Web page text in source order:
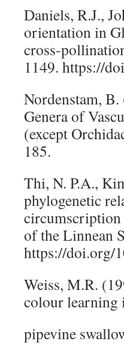
Daniels, R.J.,
orientation in
cross-
1149. https://
Nordenstam,
Genera of
(except
185.
Thi, N. P.A.,
phylogenetic
of the Linnean
https://doi.org/
Weiss, M.R.
colour learning
pipevine